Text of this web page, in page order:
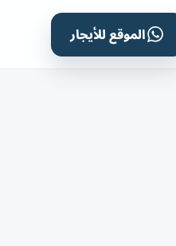
الموقع للأيجار